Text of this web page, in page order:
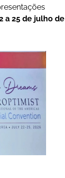
a 25 de julho de